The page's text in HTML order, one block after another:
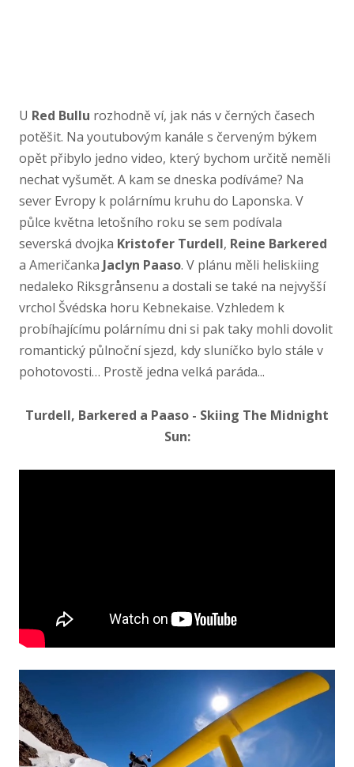
U Red Bullu rozhodně ví, jak nás v černých časech
potěšit. Na youtubovým kanále s červeným býkem
opět přibylo jedno video, který bychom určitě neměli
nechat vyšumět. A kam se dneska podíváme? Na
sever Evropy k polárnímu kruhu do Laponska. V
půlce května letošního roku se sem podívala
severská dvojka Kristofer Turdell, Reine Barkered
a Američanka Jaclyn Paaso. V plánu měli heliskiing
nedaleko Riksgrånsenu a dostali se také na nejvyšší
vrchol Švédska horu Kebnekaise. Vzhledem k
probíhajícímu polárnímu dni si pak taky mohli dovolit
romantický půlnoční sjezd, kdy sluníčko bylo stále v
pohotovosti… Prostě jedna velká paráda...
Turdell, Barkered a Paaso - Skiing The Midnight
Sun: